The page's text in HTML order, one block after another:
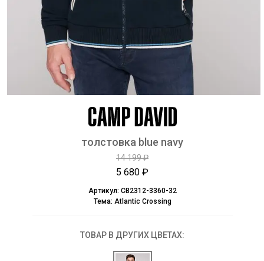
толстовка blue navy
14 199 ₽
5 680 ₽
Артикул: CB2312-3360-32
Тема: Atlantic Crossing
ТОВАР В ДРУГИХ ЦВЕТАХ: